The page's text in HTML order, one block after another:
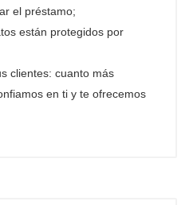
el préstamo;
están protegidos por
clientes: cuanto más
en ti y te ofrecemos